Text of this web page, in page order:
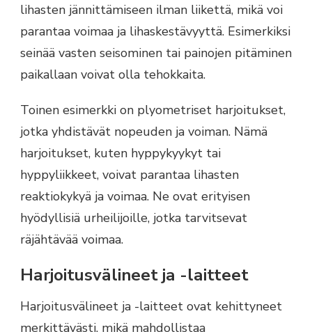
lihasten jännittämiseen ilman liikettä, mikä voi
parantaa voimaa ja lihaskestävyyttä. Esimerkiksi
seinää vasten seisominen tai painojen pitäminen
paikallaan voivat olla tehokkaita.
Toinen esimerkki on plyometriset harjoitukset,
jotka yhdistävät nopeuden ja voiman. Nämä
harjoitukset, kuten hyppykyykyt tai
hyppyliikkeet, voivat parantaa lihasten
reaktiokykyä ja voimaa. Ne ovat erityisen
hyödyllisiä urheilijoille, jotka tarvitsevat
räjähtävää voimaa.
Harjoitusvälineet ja -laitteet
Harjoitusvälineet ja -laitteet ovat kehittyneet
merkittävästi, mikä mahdollistaa